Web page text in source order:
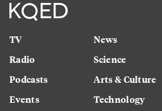
TV
Radio
Podcasts
Events
News
Science
Arts & Culture
Technology